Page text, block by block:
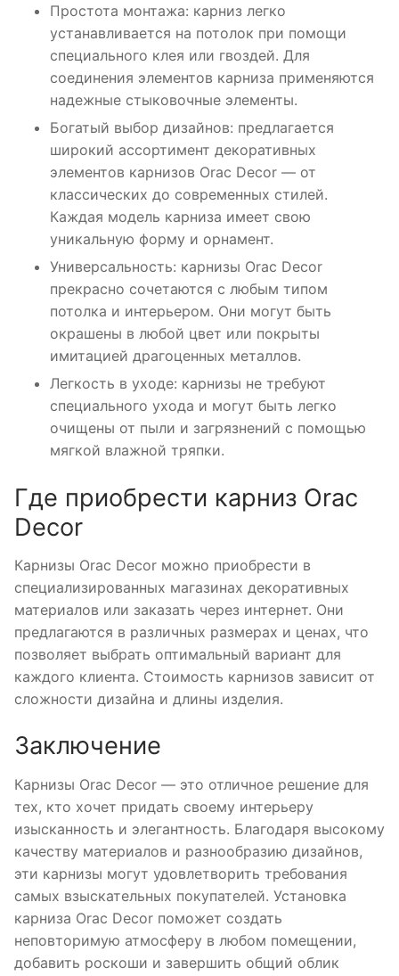
Простота монтажа: карниз легко
устанавливается на потолок при помощи
специального клея или гвоздей. Для
соединения элементов карниза применяются
надежные стыковочные элементы.
Богатый выбор дизайнов: предлагается
широкий ассортимент декоративных
элементов карнизов Orac Decor — от
классических до современных стилей.
Каждая модель карниза имеет свою
уникальную форму и орнамент.
Универсальность: карнизы Orac Decor
прекрасно сочетаются с любым типом
потолка и интерьером. Они могут быть
окрашены в любой цвет или покрыты
имитацией драгоценных металлов.
Легкость в уходе: карнизы не требуют
специального ухода и могут быть легко
очищены от пыли и загрязнений с помощью
мягкой влажной тряпки.
Где приобрести карниз Orac
Decor
Карнизы Orac Decor можно приобрести в
специализированных магазинах декоративных
материалов или заказать через интернет. Они
предлагаются в различных размерах и ценах, что
позволяет выбрать оптимальный вариант для
каждого клиента. Стоимость карнизов зависит от
сложности дизайна и длины изделия.
Заключение
Карнизы Orac Decor — это отличное решение для
тех, кто хочет придать своему интерьеру
изысканность и элегантность. Благодаря высокому
качеству материалов и разнообразию дизайнов,
эти карнизы могут удовлетворить требования
самых взыскательных покупателей. Установка
карниза Orac Decor поможет создать
неповторимую атмосферу в любом помещении,
добавить роскоши и завершить общий облик